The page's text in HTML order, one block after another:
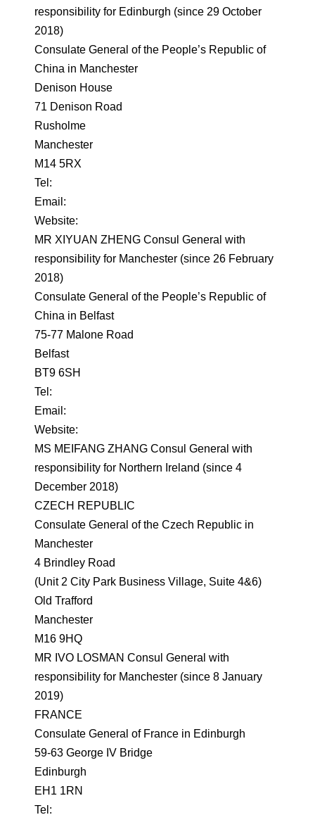
responsibility for Edinburgh (since 29 October
2018)
Consulate General of the People’s Republic of
China in Manchester
Denison House
71 Denison Road
Rusholme
Manchester
M14 5RX
Tel:
Email:
Website:
MR XIYUAN ZHENG Consul General with
responsibility for Manchester (since 26 February
2018)
Consulate General of the People’s Republic of
China in Belfast
75-77 Malone Road
Belfast
BT9 6SH
Tel:
Email:
Website:
MS MEIFANG ZHANG Consul General with
responsibility for Northern Ireland (since 4
December 2018)
CZECH REPUBLIC
Consulate General of the Czech Republic in
Manchester
4 Brindley Road
(Unit 2 City Park Business Village, Suite 4&6)
Old Trafford
Manchester
M16 9HQ
MR IVO LOSMAN Consul General with
responsibility for Manchester (since 8 January
2019)
FRANCE
Consulate General of France in Edinburgh
59-63 George IV Bridge
Edinburgh
EH1 1RN
Tel: